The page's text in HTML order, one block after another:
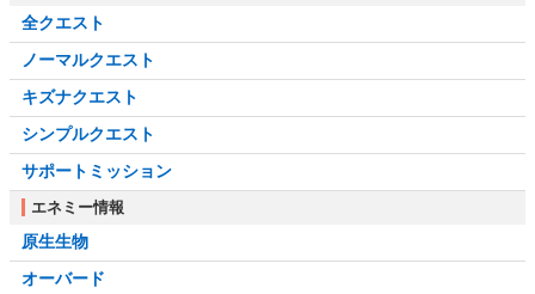
全クエスト
ノーマルクエスト
キズナクエスト
シンプルクエスト
サポートミッション
エネミー情報
原生生物
オーバード